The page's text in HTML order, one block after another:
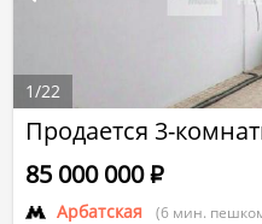
Продается 3-
Арбатская (6 мин.
85 000 000Р
1/22